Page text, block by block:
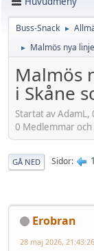
Buss-Snack ►
► Malmös nya
Malmös
i Skåne
Startat av
0 Medlemmar
GÅ NED Sidor 1
Erobran
28 maj 2026,